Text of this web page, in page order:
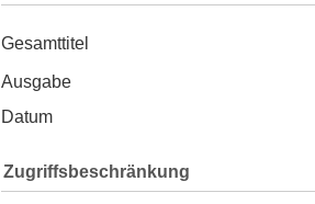
Gesamttitel
Ausgabe
Datum
Zugriffsbeschränkung